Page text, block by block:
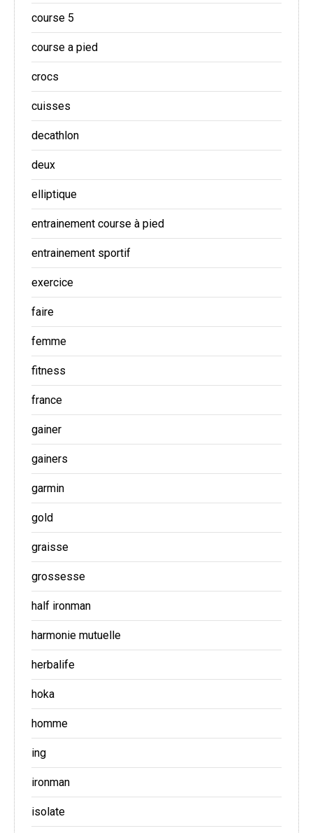
course 5
course a pied
crocs
cuisses
decathlon
deux
elliptique
entrainement course à pied
entrainement sportif
exercice
faire
femme
fitness
france
gainer
gainers
garmin
gold
graisse
grossesse
half ironman
harmonie mutuelle
herbalife
hoka
homme
ing
ironman
isolate